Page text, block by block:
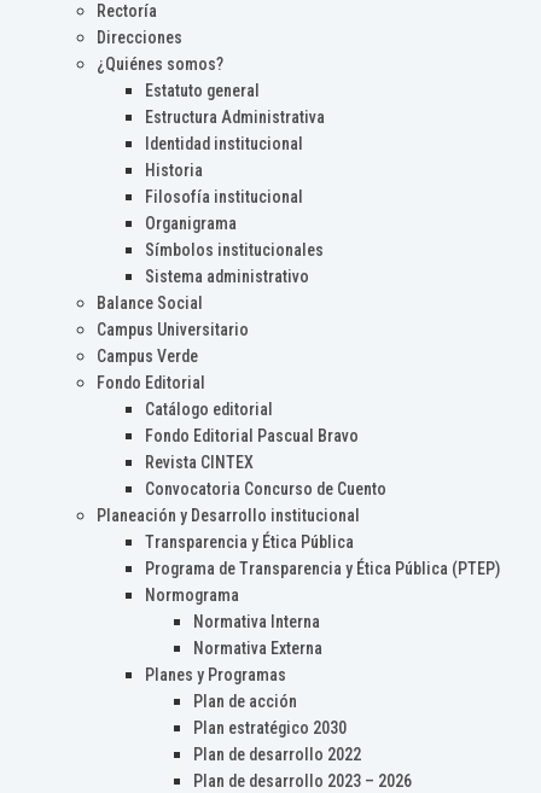
Rectoría
Direcciones
¿Quiénes somos?
Estatuto general
Estructura Administrativa
Identidad institucional
Historia
Filosofía institucional
Organigrama
Símbolos institucionales
Sistema administrativo
Balance Social
Campus Universitario
Campus Verde
Fondo Editorial
Catálogo editorial
Fondo Editorial Pascual Bravo
Revista CINTEX
Convocatoria Concurso de Cuento
Planeación y Desarrollo institucional
Transparencia y Ética Pública
Programa de Transparencia y Ética Pública (PTEP)
Normograma
Normativa Interna
Normativa Externa
Planes y Programas
Plan de acción
Plan estratégico 2030
Plan de desarrollo 2022
Plan de desarrollo 2023 – 2026